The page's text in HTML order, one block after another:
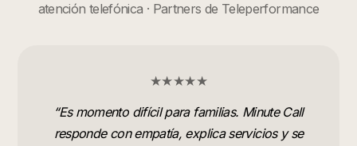
atención telefónica · Partners de Teleperformance
★★★★★
“Es momento difícil para familias. Minute Call
responde con empatía, explica servicios y se